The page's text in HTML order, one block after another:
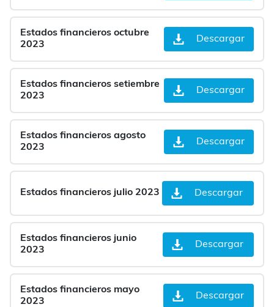
Estados financieros octubre
2023
Descargar
Estados financieros setiembre
2023
Descargar
Estados financieros agosto
2023
Descargar
Estados financieros julio 2023 Descargar
Estados financieros junio
2023
Descargar
Estados financieros mayo
2023
Descargar